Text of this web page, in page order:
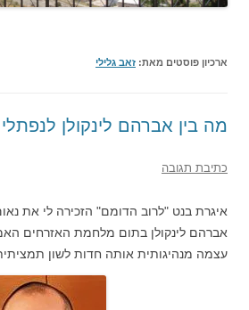
ארכיון פוסטים מאת: זאב גלילי
מה בין אברהם לינקולן
כתיבת תגובה
איגרת בנט "לרוב הדומם" הזכירה לי את
אברהם לינקולן בתום מלחמת האזרחים
עצמה מנהיגותית אותה חדות לשון